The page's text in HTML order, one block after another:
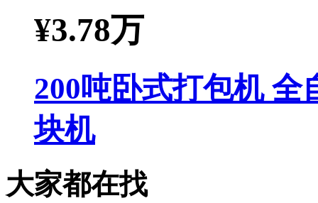
¥3.78万
200吨卧式打包机 全
块机
大家都在找